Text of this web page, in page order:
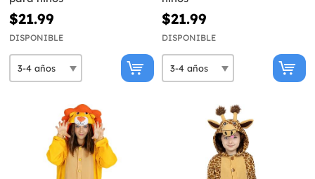
$21.99
DISPONIBLE
$21.99
DISPONIBLE